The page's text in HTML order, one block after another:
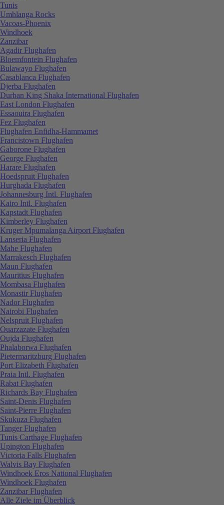
Tunis
Umhlanga Rocks
Vacoas-Phoenix
Windhoek
Zanzibar
Agadir Flughafen
Bloemfontein Flughafen
Bulawayo Flughafen
Casablanca Flughafen
Djerba Flughafen
Durban King Shaka International Flughafen
East London Flughafen
Essaouira Flughafen
Fez Flughafen
Flughafen Enfidha-Hammamet
Francistown Flughafen
Gaborone Flughafen
George Flughafen
Harare Flughafen
Hoedspruit Flughafen
Hurghada Flughafen
Johannesburg Intl. Flughafen
Kairo Intl. Flughafen
Kapstadt Flughafen
Kimberley Flughafen
Kruger Mpumalanga Airport Flughafen
Lanseria Flughafen
Mahe Flughafen
Marrakesch Flughafen
Maun Flughafen
Mauritius Flughafen
Mombasa Flughafen
Monastir Flughafen
Nador Flughafen
Nairobi Flughafen
Nelspruit Flughafen
Ouarzazate Flughafen
Oujda Flughafen
Phalaborwa Flughafen
Pietermaritzburg Flughafen
Port Elizabeth Flughafen
Praia Intl. Flughafen
Rabat Flughafen
Richards Bay Flughafen
Saint-Denis Flughafen
Saint-Pierre Flughafen
Skukuza Flughafen
Tanger Flughafen
Tunis Carthage Flughafen
Upington Flughafen
Victoria Falls Flughafen
Walvis Bay Flughafen
Windhoek Eros National Flughafen
Windhoek Flughafen
Zanzibar Flughafen
Alle Ziele im Überblick